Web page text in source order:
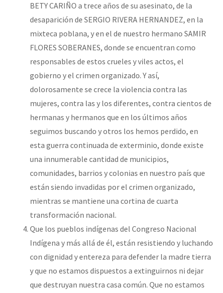
BETY CARIÑO a trece años de su asesinato, de la
desaparición de SERGIO RIVERA HERNANDEZ, en la
mixteca poblana, y en el de nuestro hermano SAMIR
FLORES SOBERANES, donde se encuentran como
responsables de estos crueles y viles actos, el
gobierno y el crimen organizado. Y así,
dolorosamente se crece la violencia contra las
mujeres, contra las y los diferentes, contra cientos de
hermanas y hermanos que en los últimos años
seguimos buscando y otros los hemos perdido, en
esta guerra continuada de exterminio, donde existe
una innumerable cantidad de municipios,
comunidades, barrios y colonias en nuestro país que
están siendo invadidas por el crimen organizado,
mientras se mantiene una cortina de cuarta
transformación nacional.
Que los pueblos indígenas del Congreso Nacional
Indígena y más allá de él, están resistiendo y luchando
con dignidad y entereza para defender la madre tierra
y que no estamos dispuestos a extinguirnos ni dejar
que destruyan nuestra casa común. Que no estamos